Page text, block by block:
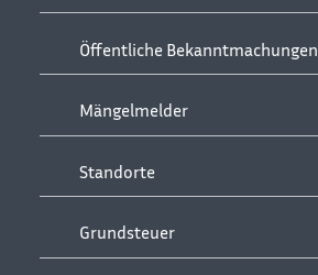
Öffentliche Bekanntmachungen
Mängelmelder
Standorte
Grundsteuer